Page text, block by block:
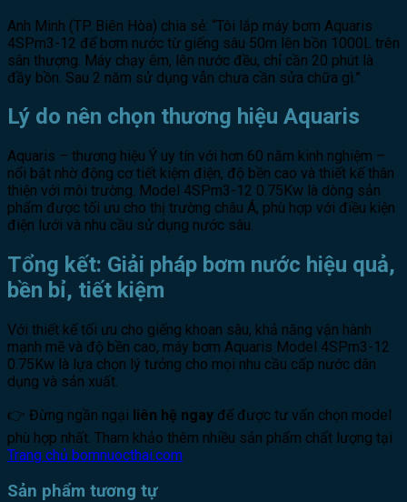
Anh Minh (TP. Biên Hòa) chia sẻ: “Tôi lắp máy bơm Aquaris
4SPm3-12 để bơm nước từ giếng sâu 50m lên bồn 1000L trên
sân thượng. Máy chạy êm, lên nước đều, chỉ cần 20 phút là
đầy bồn. Sau 2 năm sử dụng vẫn chưa cần sửa chữa gì.”
Lý do nên chọn thương hiệu Aquaris
Aquaris – thương hiệu Ý uy tín với hơn 60 năm kinh nghiệm –
nổi bật nhờ động cơ tiết kiệm điện, độ bền cao và thiết kế thân
thiện với môi trường. Model 4SPm3-12 0.75Kw là dòng sản
phẩm được tối ưu cho thị trường châu Á, phù hợp với điều kiện
điện lưới và nhu cầu sử dụng nước sâu.
Tổng kết: Giải pháp bơm nước hiệu quả,
bền bỉ, tiết kiệm
Với thiết kế tối ưu cho giếng khoan sâu, khả năng vận hành
mạnh mẽ và độ bền cao, máy bơm Aquaris Model 4SPm3-12
0.75Kw là lựa chọn lý tưởng cho mọi nhu cầu cấp nước dân
dụng và sản xuất.
👉 Đừng ngần ngại liên hệ ngay để được tư vấn chọn model
phù hợp nhất. Tham khảo thêm nhiều sản phẩm chất lượng tại
Trang chủ bomnuocthai.com
Sản phẩm tương tự